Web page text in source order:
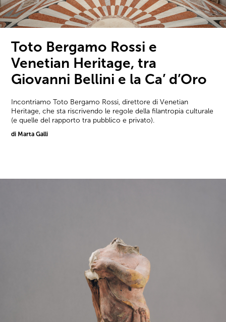
Toto Bergamo Rossi e
Venetian Heritage, tra
Giovanni Bellini e la Ca’ d’Oro
Incontriamo Toto Bergamo Rossi, direttore di Venetian
Heritage, che sta riscrivendo le regole della filantropia culturale
(e quelle del rapporto tra pubblico e privato).
di Marta Galli